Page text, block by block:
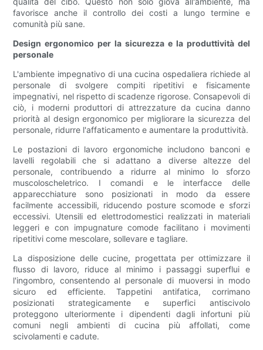
favorisce anche il controllo dei costi a lungo termine e
comunità più sane.
Design ergonomico per la sicurezza e la produttività del
personale
L'ambiente impegnativo di una cucina ospedaliera richiede al
personale di svolgere compiti ripetitivi e fisicamente
impegnativi, nel rispetto di scadenze rigorose. Consapevoli di
ciò, i moderni produttori di attrezzature da cucina danno
priorità al design ergonomico per migliorare la sicurezza del
personale, ridurre l'affaticamento e aumentare la produttività.
Le postazioni di lavoro ergonomiche includono banconi e
lavelli regolabili che si adattano a diverse altezze del
personale, contribuendo a ridurre al minimo lo sforzo
muscoloscheletrico. I comandi e le interfacce delle
apparecchiature sono posizionati in modo da essere
facilmente accessibili, riducendo posture scomode e sforzi
eccessivi. Utensili ed elettrodomestici realizzati in materiali
leggeri e con impugnature comode facilitano i movimenti
ripetitivi come mescolare, sollevare e tagliare.
La disposizione delle cucine, progettata per ottimizzare il
flusso di lavoro, riduce al minimo i passaggi superflui e
l'ingombro, consentendo al personale di muoversi in modo
sicuro ed efficiente. Tappetini antifatica, corrimano
posizionati strategicamente e superfici antiscivolo
proteggono ulteriormente i dipendenti dagli infortuni più
comuni negli ambienti di cucina più affollati, come
scivolamenti e cadute.